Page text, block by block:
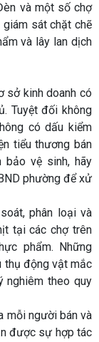
và một số chợ
sát chặt chẽ
và lây lan dịch
sở kinh doanh có
Tuyệt đối không
có dấu kiểm
tiểu thương bán
bảo vệ sinh, hãy
phường để xử
phân loại và
tại các chợ trên
phẩm. Những
thụ động vật mắc
nghiêm theo quy
mỗi người bán và
được sự hợp tác